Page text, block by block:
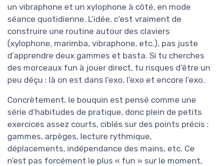
un vibraphone et un xylophone à côté, en mode
séance quotidienne. L’idée, c’est vraiment de
construire une routine autour des claviers
(xylophone, marimba, vibraphone, etc.), pas juste
d’apprendre deux gammes et basta. Si tu cherches
des morceaux fun à jouer direct, tu risques d’être un
peu déçu : là on est dans l’exo, l’exo et encore l’exo.
Concrètement, le bouquin est pensé comme une
série d’habitudes de pratique, donc plein de petits
exercices assez courts, ciblés sur des points précis :
gammes, arpèges, lecture rythmique,
déplacements, indépendance des mains, etc. Ce
n’est pas forcément le plus « fun » sur le moment,